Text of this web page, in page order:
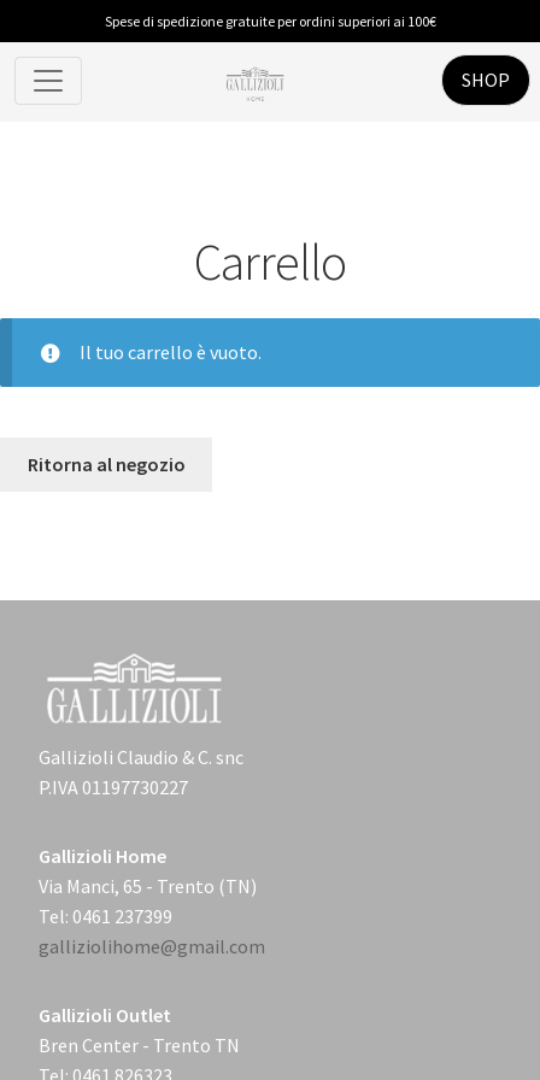
Spese di spedizione gratuite per ordini superiori ai 100€
SHOP
Carrello
Il tuo carrello è vuoto.
Ritorna al negozio
Gallizioli Claudio & C. snc
P.IVA 01197730227
Gallizioli Home
Via Manci, 65 - Trento (TN)
Tel: 0461 237399
galliziolihome@gmail.com
Gallizioli Outlet
Bren Center - Trento TN